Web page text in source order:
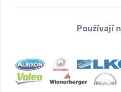
Používají